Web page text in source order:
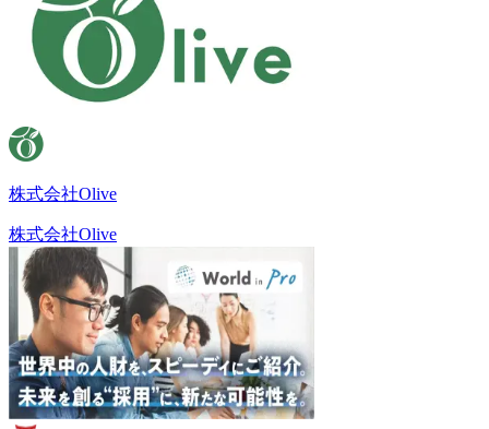
株式会社Olive
株式会社Olive